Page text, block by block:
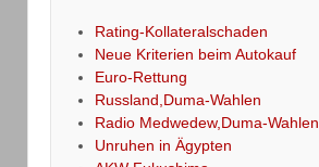
Rating-Kollateralschaden
Neue Kriterien beim Autokauf
Euro-Rettung
Russland,Duma-Wahlen
Radio Medwedew,Duma-Wahlen
Unruhen in Ägypten